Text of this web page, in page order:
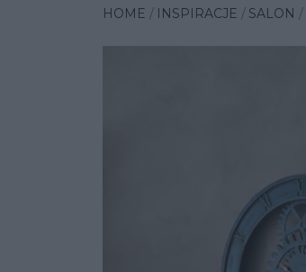
HOME INSPIRACJE SALON